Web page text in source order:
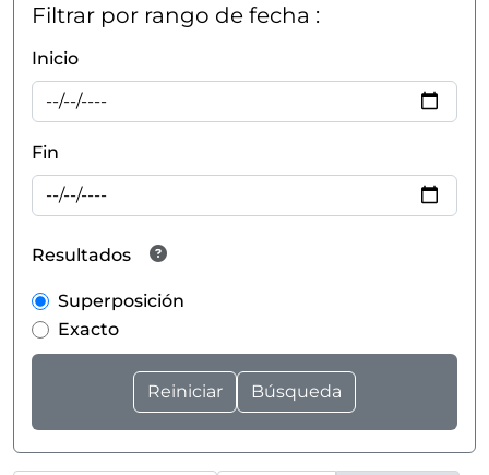
Filtrar por rango de fecha :
Inicio
Fin
Resultados
Superposición
Exacto